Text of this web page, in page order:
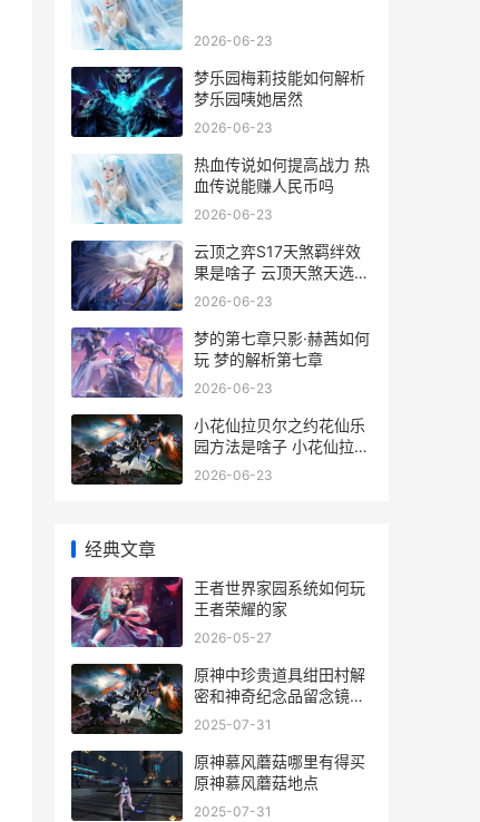
2026-06-23
梦乐园梅莉技能如何解析
梦乐园咦她居然
2026-06-23
热血传说如何提高战力 热
血传说能赚人民币吗
2026-06-23
云顶之弈S17天煞羁绊效
果是啥子 云顶天煞天选什
么意思
2026-06-23
梦的第七章只影·赫茜如何
玩 梦的解析第七章
2026-06-23
小花仙拉贝尔之约花仙乐
园方法是啥子 小花仙拉贝
尔之约页游互通版
2026-06-23
经典文章
王者世界家园系统如何玩
王者荣耀的家
2026-05-27
原神中珍贵道具绀田村解
密和神奇纪念品留念镜的
获取策略 原神珍贵的宝箱
2025-07-31
原神慕风蘑菇哪里有得买
原神慕风蘑菇地点
2025-07-31